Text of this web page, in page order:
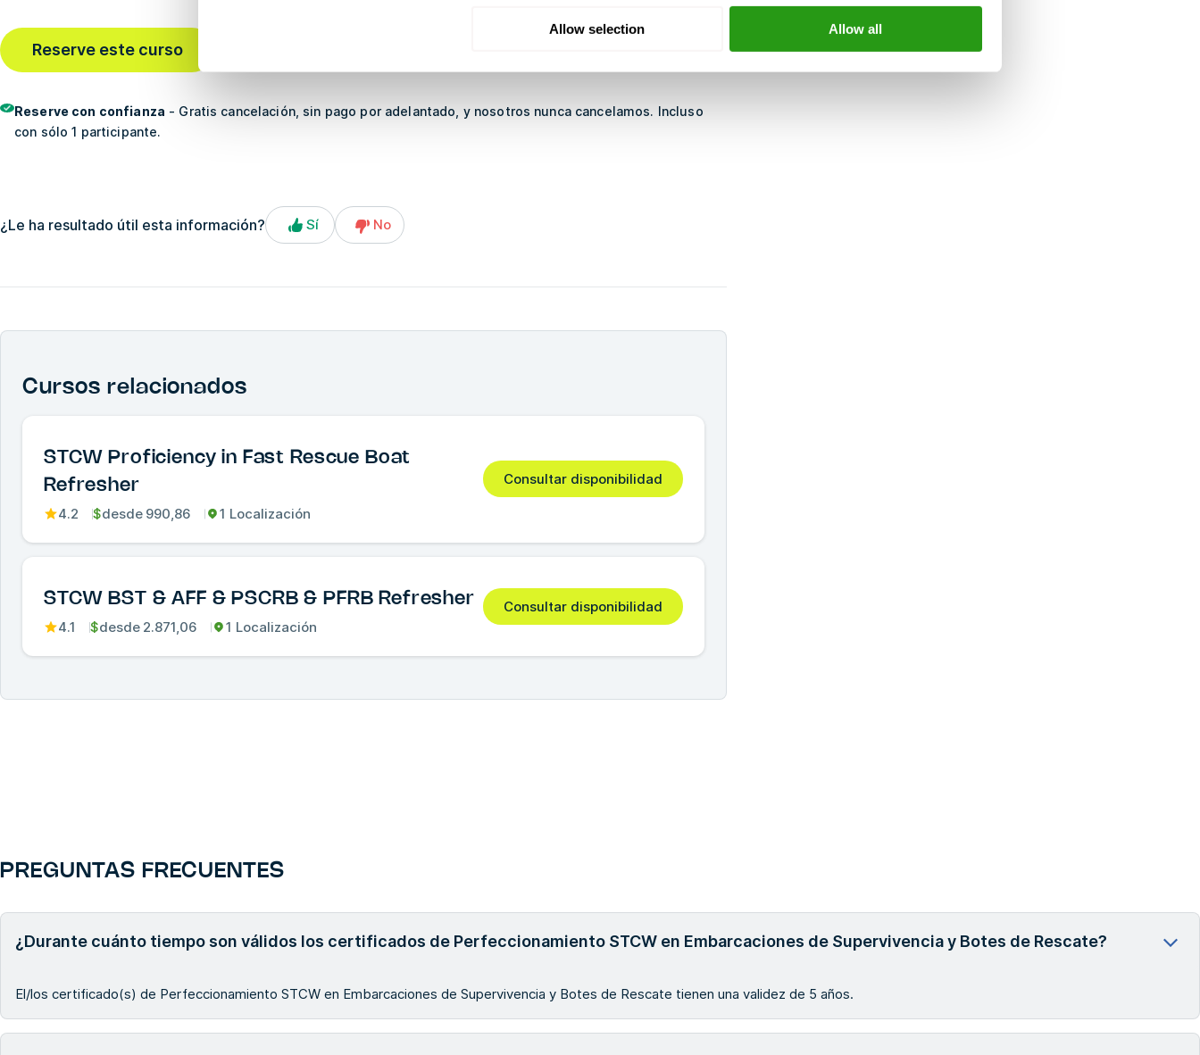
Allow selection Allow all
Reserve este curso
Reserve con confianza - Gratis cancelación, sin pago por adelantado, y nosotros nunca cancelamos. Incluso
con sólo 1 participante.
¿Le ha resultado útil esta información? Sí No
Cursos relacionados
STCW Proficiency in Fast Rescue Boat
Refresher
4.2 $desde 990,86 1 Localización
Consultar disponibilidad
STCW BST & AFF & PSCRB & PFRB Refresher
4.1 $desde 2.871,06 1 Localización
Consultar disponibilidad
PREGUNTAS FRECUENTES
¿Durante cuánto tiempo son válidos los certificados de Perfeccionamiento STCW en Embarcaciones de Supervivencia y Botes de Rescate?
El/los certificado(s) de Perfeccionamiento STCW en Embarcaciones de Supervivencia y Botes de Rescate tienen una validez de 5 años.